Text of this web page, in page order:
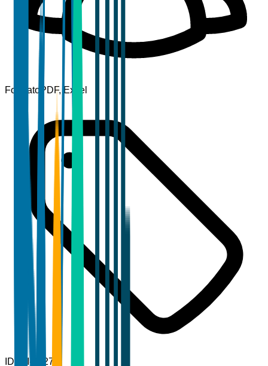
Formato PDF, Excel
ID TBI-22276